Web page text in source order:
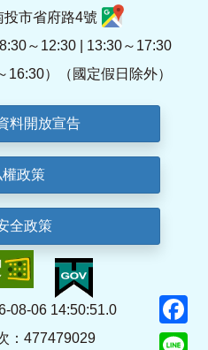
市省府路4號
～12:30 | 13:30～17:30
16:30）（國定假日除外）
料開放宣告
權政策
全政策
08-06 14:50:51.0
：477479029